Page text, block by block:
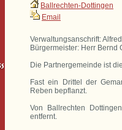
Ballrechten-Dottingen
Email
Verwaltungsanschrift:
Bürgermeister: Herr Bernd
Die Partnergemeinde ist
Fast ein Drittel der
Reben bepflanzt.
Von Ballrechten
entfernt.